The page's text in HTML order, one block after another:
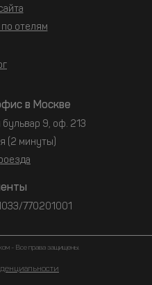
по отелям
770201001
в Москве
9, оф. 213
(2 минуты)
- Все права защищены.